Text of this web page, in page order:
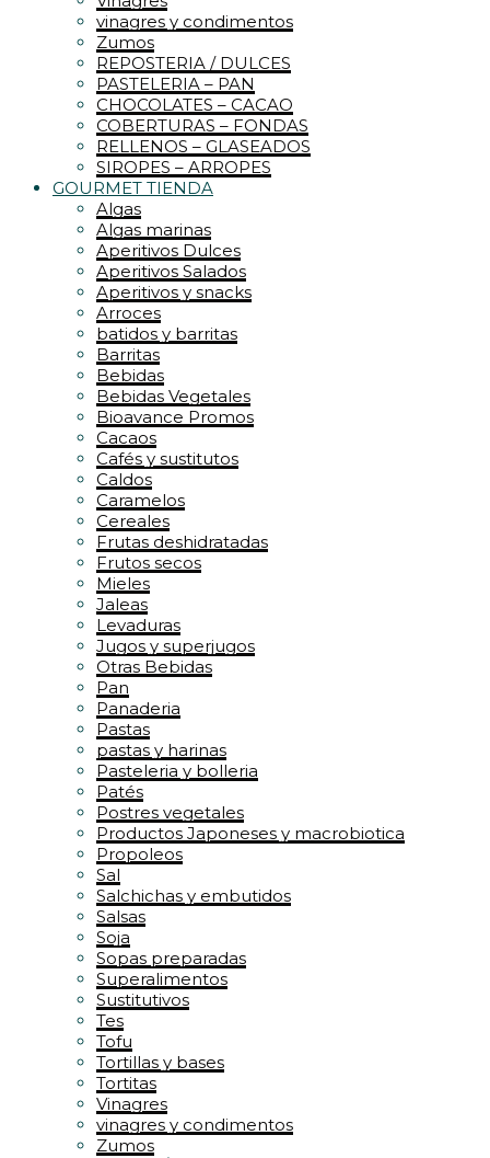
vinagres y condimentos
Zumos
REPOSTERIA / DULCES
PASTELERIA – PAN
CHOCOLATES – CACAO
COBERTURAS – FONDAS
RELLENOS – GLASEADOS
SIROPES – ARROPES
GOURMET TIENDA
Algas
Algas marinas
Aperitivos Dulces
Aperitivos Salados
Aperitivos y snacks
Arroces
batidos y barritas
Barritas
Bebidas
Bebidas Vegetales
Bioavance Promos
Cacaos
Cafés y sustitutos
Caldos
Caramelos
Cereales
Frutas deshidratadas
Frutos secos
Mieles
Jaleas
Levaduras
Jugos y superjugos
Otras Bebidas
Pan
Panaderia
Pastas
pastas y harinas
Pasteleria y bolleria
Patés
Postres vegetales
Productos Japoneses y macrobiotica
Propoleos
Sal
Salchichas y embutidos
Salsas
Soja
Sopas preparadas
Superalimentos
Sustitutivos
Tes
Tofu
Tortillas y bases
Tortitas
Vinagres
vinagres y condimentos
Zumos